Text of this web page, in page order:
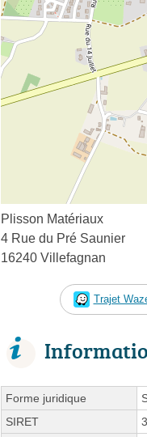
Plisson Matériaux
4 Rue du Pré Saunier
16240 Villefagnan
Trajet
Forme juridique
SIRET